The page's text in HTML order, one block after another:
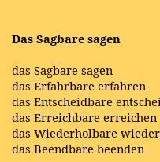
Das Sagbare sagen
das Sagbare sagen
das Erfahrbare erfahren
das Entscheidbare
das Erreichbare erreichen
das Wiederholbare
das Beendbare beenden